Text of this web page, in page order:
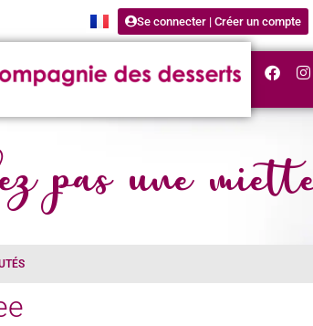
Se connecter | Créer un compte
pas une